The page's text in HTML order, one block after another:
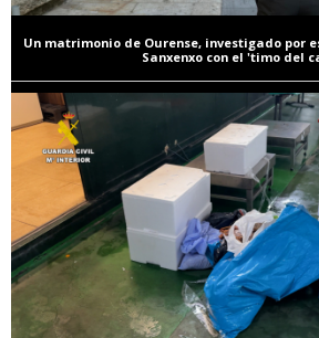
Un matrimonio de Ourense, investigado por
Sanxenxo con el 'timo del